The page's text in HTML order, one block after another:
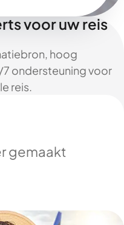
voor uw reis
hoog
ondersteuning voor
reis.
gemaakt